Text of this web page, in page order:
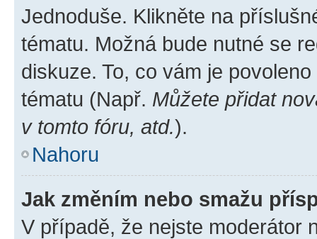
Jednoduše. Klikněte na
tématu. Možná bude nutné se
diskuze. To, co vám je
tématu (Např. Můžete přidat
v tomto fóru, atd.).
Nahoru
Jak změním nebo smažu
V případě, že nejste moderátor